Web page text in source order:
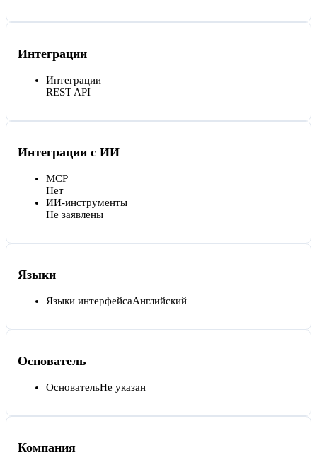
Интеграции
Интеграции
REST API
Интеграции с ИИ
MCP
Нет
ИИ-инструменты
Не заявлены
Языки
Языки интерфейсаАнглийский
Основатель
ОсновательНе указан
Компания